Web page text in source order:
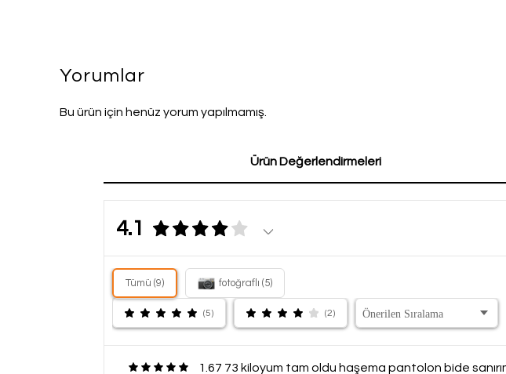
Yorumlar
Bu ürün için henüz yorum yapılmamış.
Ürün Değerlendirmeleri
4.1
Tümü (9) fotoğraflı (5)
(5) (2)
1.67 73 kiloyum tam oldu haşema pantolon bide